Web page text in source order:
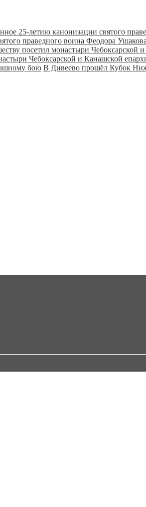
праведного воина Феодора Ушакова
Чебоксарской и Канашской
В Дивеево прошёл Кубок